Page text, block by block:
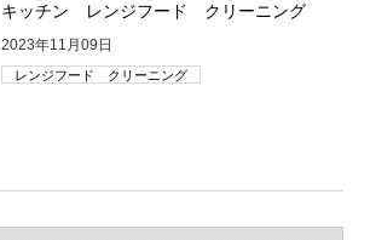
キッチン レンジフード クリーニング
2023年11月09日
レンジフード クリーニング